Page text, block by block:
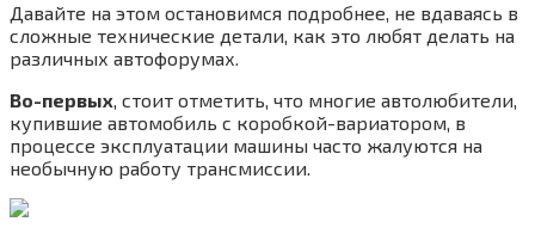
Давайте на этом остановимся подробнее, не вдаваясь в
сложные технические детали, как это любят делать на
различных автофорумах.
Во-первых, стоит отметить, что многие автолюбители,
купившие автомобиль с коробкой-вариатором, в
процессе эксплуатации машины часто жалуются на
необычную работу трансмиссии.